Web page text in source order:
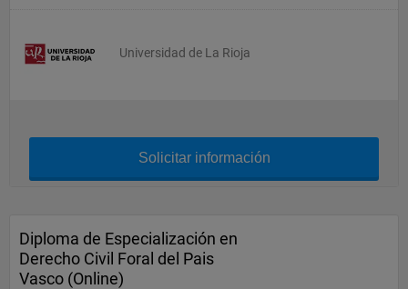
Universidad de La Rioja
Solicitar información
Diploma de Especialización en
Derecho Civil Foral del Pais
Vasco (Online)